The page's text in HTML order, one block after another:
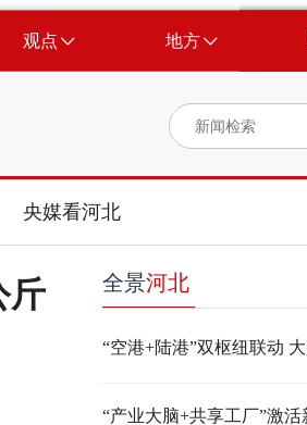
观点 地方
央媒看河北
斤 全景河北